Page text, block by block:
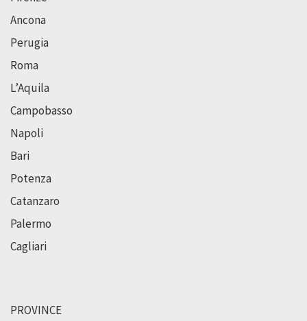
Ancona
Perugia
Roma
L’Aquila
Campobasso
Napoli
Bari
Potenza
Catanzaro
Palermo
Cagliari
PROVINCE